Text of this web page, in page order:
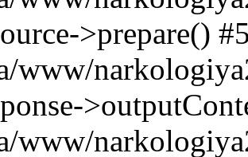
>prepare()
www/
www/